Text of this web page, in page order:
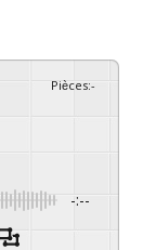
Pièces:-
-:--